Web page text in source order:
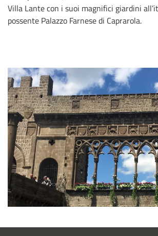
Villa Lante con i suoi magnifici giardini
possente Palazzo Farnese di Caprarola.